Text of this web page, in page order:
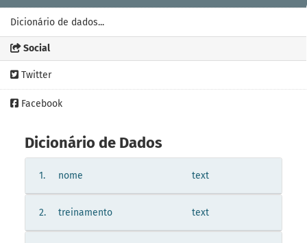
Dicionário de dados...
Social
Twitter
Facebook
Dicionário de Dados
1. nome text
2. treinamento text